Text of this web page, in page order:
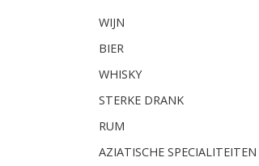
WIJN
BIER
WHISKY
STERKE DRANK
RUM
AZIATISCHE SPECIALITEITEN